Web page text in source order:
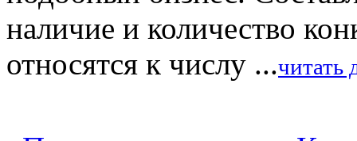
наличие и количество
относятся к числу ...читать